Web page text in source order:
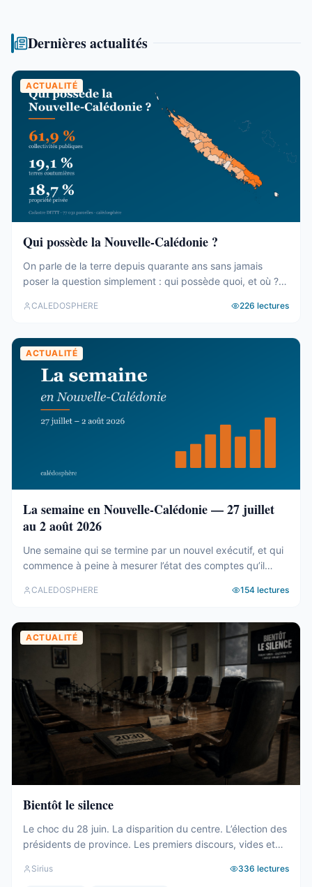
Dernières actualités
ACTUALITÉ
Qui possède la Nouvelle-Calédonie ?
On parle de la terre depuis quarante ans sans jamais
poser la question simplement : qui possède quoi, et où ?
agrégé ses 77 031 parcelles. Le résultat tient en trois
CALEDOSPHERE 226 lectures
ACTUALITÉ
La semaine en Nouvelle-Calédonie — 27 juillet
au 2 août 2026
Une semaine qui se termine par un nouvel exécutif, et qui
commence à peine à mesurer l’état des comptes qu’il
gouvernement, et des comptes qui coincent C’est fait. Le
gouvernement ont été élus au Congrès (abonnés), ...
CALEDOSPHERE 154 lectures
ACTUALITÉ
Bientôt le silence
Le choc du 28 juin. La disparition du centre. L’élection des
présidents de province. Les premiers discours, vides et
neuf sièges cohérents et pourtant sans aucune prise sur
Sirius 336 lectures